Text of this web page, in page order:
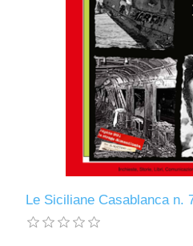
Le Siciliane Casablanca n.